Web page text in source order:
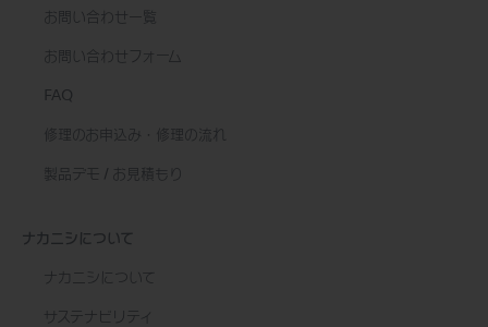
お問い合わせ一覧
お問い合わせフォーム
FAQ
修理のお申込み・修理の流れ
製品デモ / お見積もり
ナカニシについて
ナカニシについて
サステナビリティ